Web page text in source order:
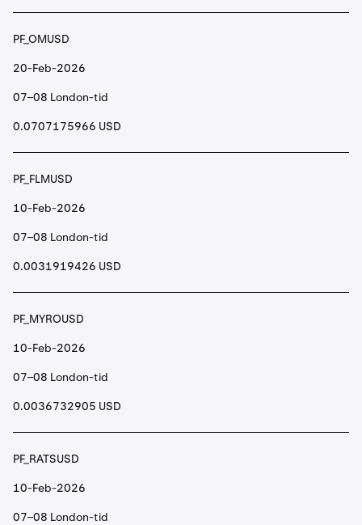
PF_OMUSD
20-Feb-2026
07–08 London-tid
0.0707175966 USD
PF_FLMUSD
10-Feb-2026
07–08 London-tid
0.0031919426 USD
PF_MYROUSD
10-Feb-2026
07–08 London-tid
0.0036732905 USD
PF_RATSUSD
10-Feb-2026
07–08 London-tid